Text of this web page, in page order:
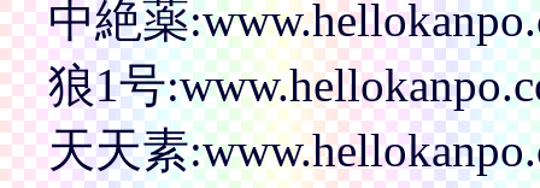
中絶薬
狼1号
天天素